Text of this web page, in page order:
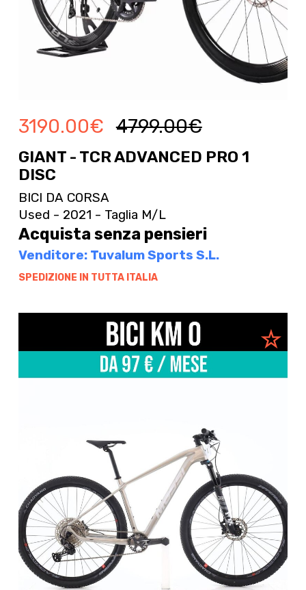
3190.00€ 4799.00€
GIANT - TCR ADVANCED PRO 1
DISC
BICI DA CORSA
Used - 2021 - Taglia M/L
Acquista senza pensieri
Venditore: Tuvalum Sports S.L.
SPEDIZIONE IN TUTTA ITALIA